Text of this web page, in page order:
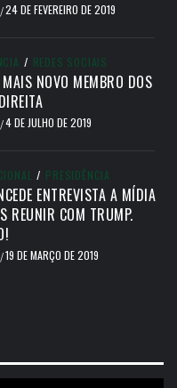
/24 DE FEVEREIRO DE 2019
/ REDES SOCIAIS
NOVO MEMBRO DOS
/4 DE JULHO DE 2019
/ PRESIDÊNCIA
ENTREVISTA A MÍDIA
REUNIR COM TRUMP.
/19 DE MARÇO DE 2019